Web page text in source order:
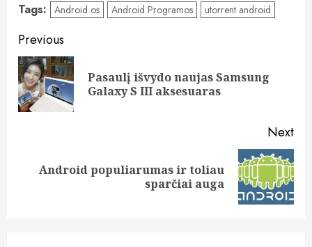
Tags: Android os Android Programos utorrent android
Post
navigation
Previous
Pasaulį išvydo naujas Samsung
Galaxy S III aksesuaras
Next
NextAndroid populiarumas ir toliau
sparčiai auga